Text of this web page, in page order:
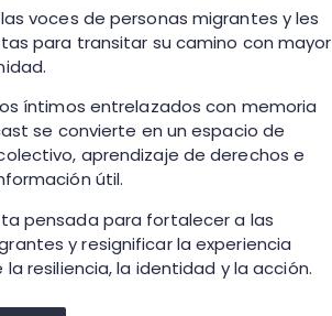
voces de personas migrantes y les
para transitar su camino con mayor
íntimos entrelazados con memoria
se convierte en un espacio de
aprendizaje de derechos e
útil.
pensada para fortalecer a las
y resignificar la experiencia
resiliencia, la identidad y la acción.